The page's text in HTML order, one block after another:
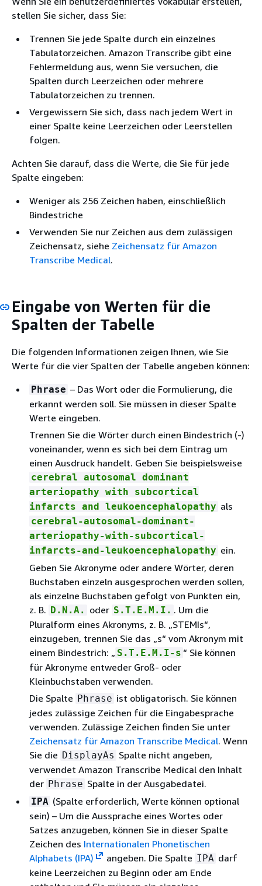
stellen Sie sicher, dass Sie:
Trennen Sie jede Spalte durch ein einzelnes
Tabulatorzeichen. Amazon Transcribe gibt eine
Fehlermeldung aus, wenn Sie versuchen, die
Spalten durch Leerzeichen oder mehrere
Tabulatorzeichen zu trennen.
Vergewissern Sie sich, dass nach jedem Wert in
einer Spalte keine Leerzeichen oder Leerstellen
folgen.
Achten Sie darauf, dass die Werte, die Sie für jede
Spalte eingeben:
Weniger als 256 Zeichen haben, einschließlich
Bindestriche
Verwenden Sie nur Zeichen aus dem zulässigen
Zeichensatz, siehe Zeichensatz für Amazon
Transcribe Medical.
Eingabe von Werten für die
Spalten der Tabelle
Die folgenden Informationen zeigen Ihnen, wie Sie
Werte für die vier Spalten der Tabelle angeben können:
Phrase – Das Wort oder die Formulierung, die
erkannt werden soll. Sie müssen in dieser Spalte
Werte eingeben.
Trennen Sie die Wörter durch einen Bindestrich (-)
voneinander, wenn es sich bei dem Eintrag um
einen Ausdruck handelt. Geben Sie beispielsweise
cerebral autosomal dominant
arteriopathy with subcortical
infarcts and leukoencephalopathy als
cerebral-autosomal-dominant-
arteriopathy-with-subcortical-
infarcts-and-leukoencephalopathy ein.
Geben Sie Akronyme oder andere Wörter, deren
Buchstaben einzeln ausgesprochen werden sollen,
als einzelne Buchstaben gefolgt von Punkten ein,
z. B. D.N.A. oder S.T.E.M.I. . Um die
Pluralform eines Akronyms, z. B. „STEMIs“,
einzugeben, trennen Sie das „s“ vom Akronym mit
einem Bindestrich: „ S.T.E.M.I-s “ Sie können
für Akronyme entweder Groß- oder
Kleinbuchstaben verwenden.
Die Spalte Phrase ist obligatorisch. Sie können
jedes zulässige Zeichen für die Eingabesprache
verwenden. Zulässige Zeichen finden Sie unter
Zeichensatz für Amazon Transcribe Medical. Wenn
Sie die DisplayAs Spalte nicht angeben,
verwendet Amazon Transcribe Medical den Inhalt
der Phrase Spalte in der Ausgabedatei.
IPA (Spalte erforderlich, Werte können optional
sein) – Um die Aussprache eines Wortes oder
Satzes anzugeben, können Sie in dieser Spalte
Zeichen des Internationalen Phonetischen
Alphabets (IPA)
angeben. Die Spalte IPA darf
keine Leerzeichen zu Beginn oder am Ende